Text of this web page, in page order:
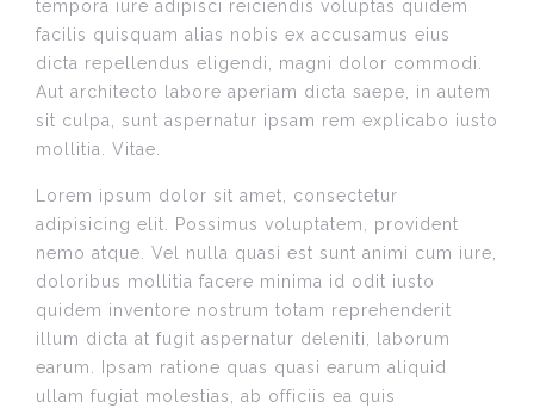
tempora iure adipisci reiciendis voluptas quidem
facilis quisquam alias nobis ex accusamus eius
dicta repellendus eligendi, magni dolor commodi.
Aut architecto labore aperiam dicta saepe, in autem
sit culpa, sunt aspernatur ipsam rem explicabo iusto
mollitia. Vitae.
Lorem ipsum dolor sit amet, consectetur
adipisicing elit. Possimus voluptatem, provident
nemo atque. Vel nulla quasi est sunt animi cum iure,
doloribus mollitia facere minima id odit iusto
quidem inventore nostrum totam reprehenderit
illum dicta at fugit aspernatur deleniti, laborum
earum. Ipsam ratione quas quasi earum aliquid
ullam fugiat molestias, ab officiis ea quis